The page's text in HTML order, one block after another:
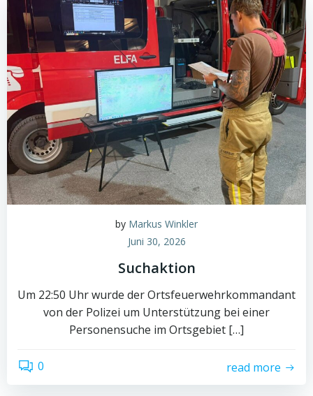
by Markus Winkler
Juni 30, 2026
Suchaktion
Um 22:50 Uhr wurde der Ortsfeuerwehrkommandant
von der Polizei um Unterstützung bei einer
Personensuche im Ortsgebiet […]
0 read more